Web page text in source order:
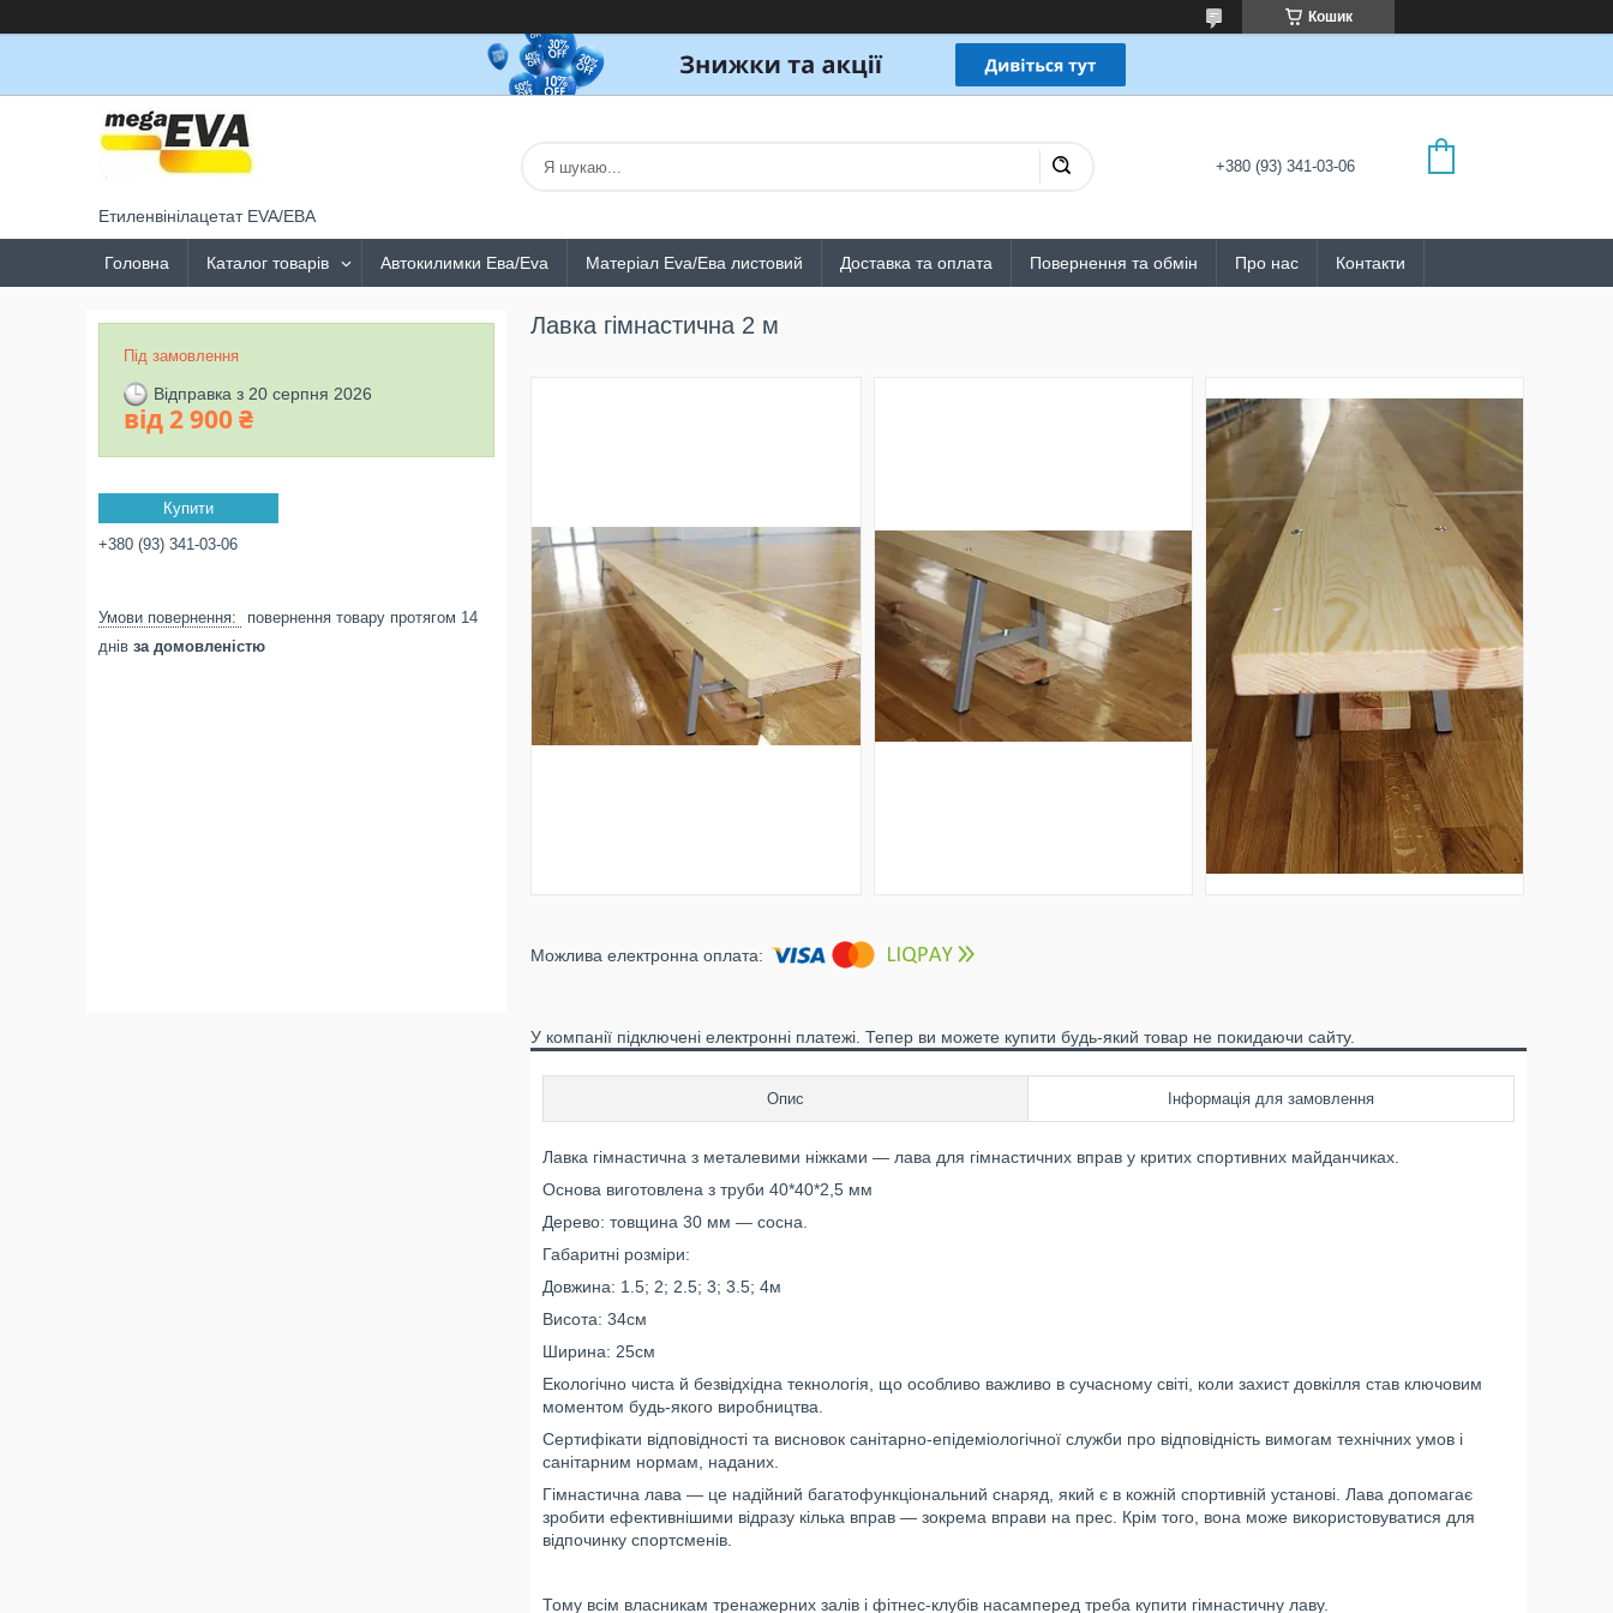
Кошик
Етиленвінілацетат EVA/ЕВА
+380 (93) 341-03-06
Головна Каталог товарів Автокилимки Ева/Eva Матеріал Eva/Ева листовий Доставка та оплата Повернення та обмін Про нас Контакти
Лавка гімнастична 2 м
У компанії підключені електронні платежі. Тепер ви можете купити будь-який товар не покидаючи сайту.
Опис Інформація для замовлення
Лавка гімнастична з металевими ніжками — лава для гімнастичних вправ у критих спортивних майданчиках.
Основа виготовлена з труби 40*40*2,5 мм
Дерево: товщина 30 мм — сосна.
Габаритні розміри:
Довжина: 1.5; 2; 2.5; 3; 3.5; 4м
Висота: 34см
Ширина: 25см
Екологічно чиста й безвідхідна текнологія, що особливо важливо в сучасному світі, коли захист довкілля став ключовим
моментом будь-якого виробництва.
Сертифікати відповідності та висновок санітарно-епідеміологічної служби про відповідність вимогам технічних умов і
санітарним нормам, наданих.
Гімнастична лава — це надійний багатофункціональний снаряд, який є в кожній спортивній установі. Лава допомагає
зробити ефективнішими відразу кілька вправ — зокрема вправи на прес. Крім того, вона може використовуватися для
відпочинку спортсменів.
Тому всім власникам тренажерних залів і фітнес-клубів насамперед треба купити гімнастичну лаву.
Під замовлення
Відправка з 20 серпня 2026
від 2 900 ₴
Купити
+380 (93) 341-03-06
повернення товару протягом 14
днів за домовленістю